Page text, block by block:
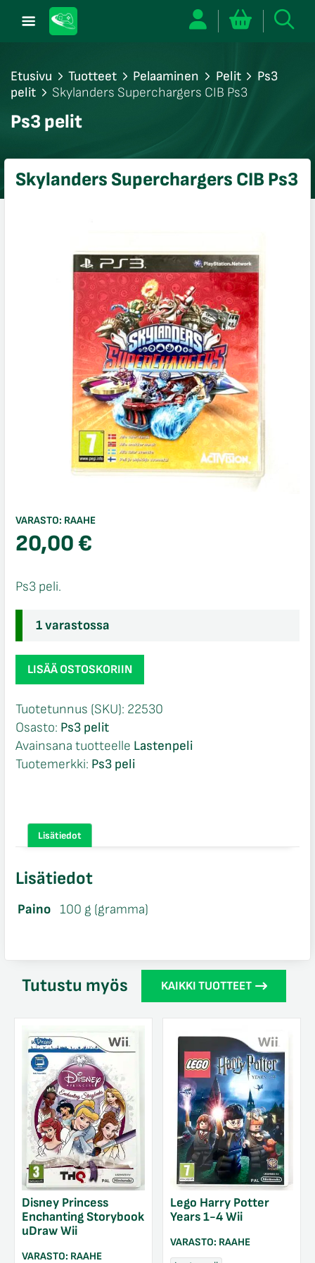
Etusivu Tuotteet Pelaaminen Pelit
Ps3
pelit
Skylanders Superchargers CIB Ps3
Ps3 pelit
Skylanders Superchargers CIB Ps3
VARASTO: RAAHE
20,00€
Ps3 peli.
1 varastossa
Skylanders
Superchargers
Ps3
määrä
LISÄÄ OSTOSKORIIN
Tuotetunnus (SKU): 22530
Osasto: Ps3 pelit
Avainsana tuotteelle Lastenpeli
Tuotemerkki: Ps3 peli
Lisätiedot
Lisätiedot
Paino 100 g (gramma)
Tutustu myös KAIKKI TUOTTEET
Disney Princess
Enchanting Storybook
uDraw Wii
VARASTO: RAAHE
Lego Harry Potter
Years 1-4 Wii
VARASTO: RAAHE
sulje
sulje